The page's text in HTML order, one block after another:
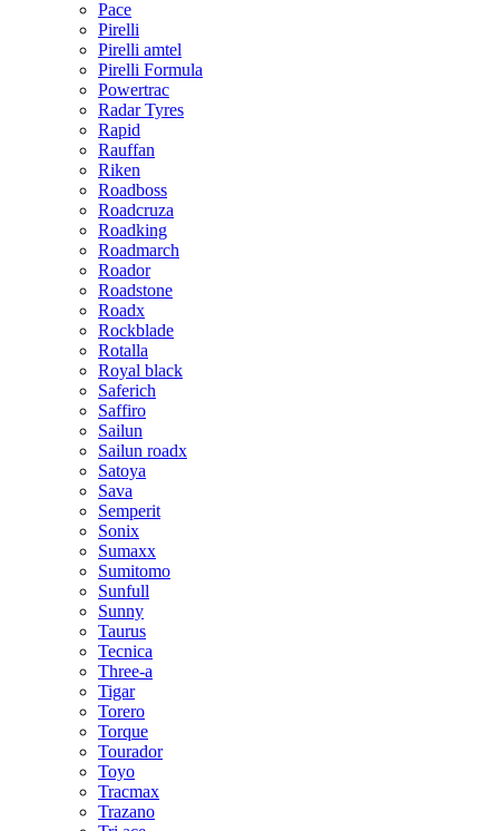
Pace
Pirelli
Pirelli amtel
Pirelli Formula
Powertrac
Radar Tyres
Rapid
Rauffan
Riken
Roadboss
Roadcruza
Roadking
Roadmarch
Roador
Roadstone
Roadx
Rockblade
Rotalla
Royal black
Saferich
Saffiro
Sailun
Sailun roadx
Satoya
Sava
Semperit
Sonix
Sumaxx
Sumitomo
Sunfull
Sunny
Taurus
Tecnica
Three-a
Tigar
Torero
Torque
Tourador
Toyo
Tracmax
Trazano